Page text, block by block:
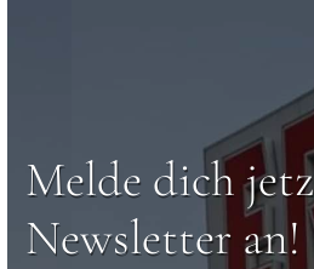
Melde dich
Newsletter an!